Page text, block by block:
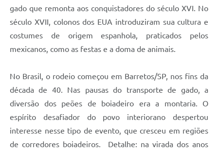
gado que remonta aos conquistadores do século XVI. No
século XVII, colonos dos EUA introduziram sua cultura e
costumes de origem espanhola, praticados pelos
mexicanos, como as festas e a doma de animais.
No Brasil, o rodeio começou em Barretos/SP, nos fins da
década de 40. Nas pausas do transporte de gado, a
diversão dos peões de boiadeiro era a montaria. O
espírito desafiador do povo interiorano despertou
interesse nesse tipo de evento, que cresceu em regiões
de corredores boiadeiros. Detalhe: na virada dos anos